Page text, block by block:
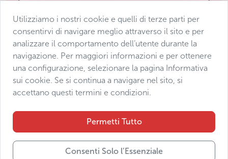
Condizioni di vendita
Protezione dei dati
Dichiarazione di accessibilità
Manage consent
Utilizziamo i nostri cookie e quelli di terze parti per
consentirvi di navigare meglio attraverso il sito e per
analizzare il comportamento dell’utente durante la
navigazione. Per maggiori informazioni e per ottenere
una configurazione, selezionare la pagina Informativa
sui cookie. Se si continua a navigare nel sito, si
accettano questi termini e condizioni.
Permetti Tutto
Consenti Solo l’Essenziale